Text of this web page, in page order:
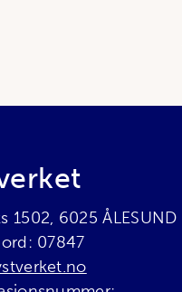
1502, 6025 ÅLESUND
07847